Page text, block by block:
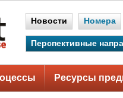
Новости Номера
Перспективные
Ресурсы